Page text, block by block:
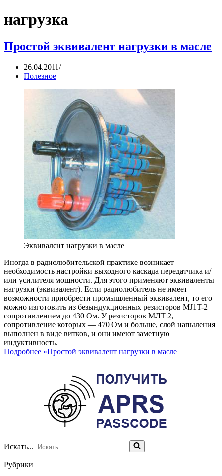
нагрузка
Простой эквивалент нагрузки в масле
26.04.2011
Полезное
Эквивалент нагрузки в масле
Иногда в радиолюбительской практике возникает
необходимость настройки выходного каскада передатчика и/
или усилителя мощности. Для этого применяют эквиваленты
нагрузки (эквивалент). Если радиолюбитель не имеет
возможности приобрести промышленный эквивалент, то его
можно изготовить из безындукционных резисторов MJ1T-2
сопротивлением до 430 Ом. У резисторов MЛT-2,
сопротивление которых — 470 Ом и больше, слой напыления
выполнен в виде витков, и они имеют заметную
индуктивность.
Подробнее »Простой эквивалент нагрузки в масле
Искать...
Рубрики